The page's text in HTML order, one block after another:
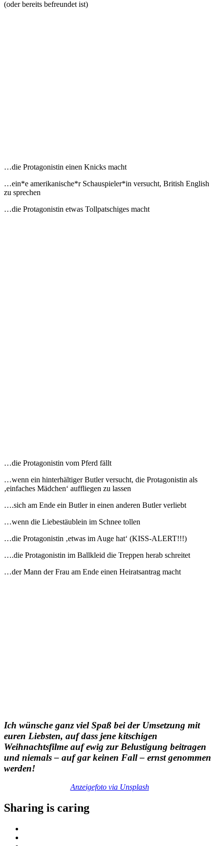
(oder bereits befreundet ist)
…die Protagonistin einen Knicks macht
…ein*e amerikanische*r Schauspieler*in versucht, British English
zu sprechen
…die Protagonistin etwas Tollpatschiges macht
…die Protagonistin vom Pferd fällt
…wenn ein hinterhältiger Butler versucht, die Protagonistin als
‚einfaches Mädchen‘ auffliegen zu lassen
….sich am Ende ein Butler in einen anderen Butler verliebt
…wenn die Liebestäublein im Schnee tollen
…die Protagonistin ‚etwas im Auge hat‘ (KISS-ALERT!!!)
….die Protagonistin im Ballkleid die Treppen herab schreitet
…der Mann der Frau am Ende einen Heiratsantrag macht
Ich wünsche ganz viel Spaß bei der Umsetzung mit
euren Liebsten, auf dass jene kitschigen
Weihnachtsfilme auf ewig zur Belustigung beitragen
und niemals – auf gar keinen Fall – ernst genommen
werden!
Anzeigefoto via Unsplash
Sharing is caring